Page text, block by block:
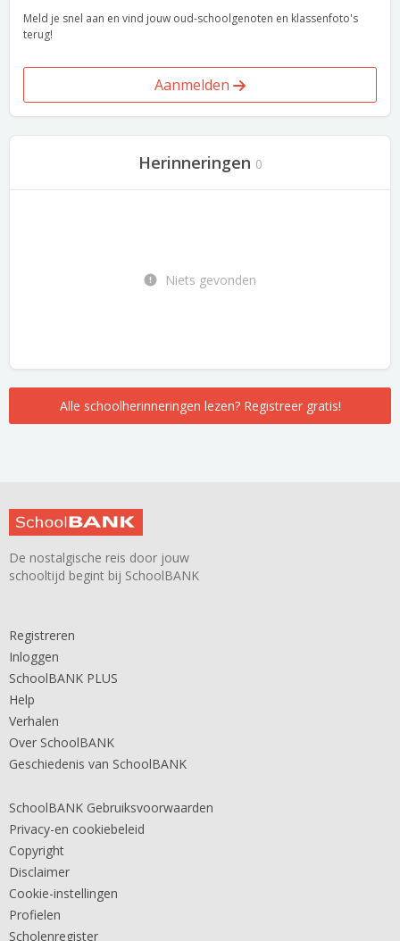
Meld je snel aan en vind jouw oud-schoolgenoten en klassenfoto's
terug!
Aanmelden
Herinneringen 0
Niets gevonden
Alle schoolherinneringen lezen? Registreer gratis!
De nostalgische reis door jouw
schooltijd begint bij SchoolBANK
Registreren
Inloggen
SchoolBANK PLUS
Help
Verhalen
Over SchoolBANK
Geschiedenis van SchoolBANK
SchoolBANK Gebruiksvoorwaarden
Privacy-en cookiebeleid
Copyright
Disclaimer
Cookie-instellingen
Profielen
Scholenregister